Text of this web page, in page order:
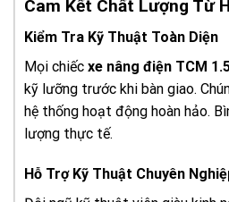
Cam Kết Chất Lượng Từ
Kiểm Tra Kỹ Thuật Toàn Diện
Mọi chiếc xe nâng điện TCM
kỹ lưỡng trước khi bàn giao.
hệ thống hoạt động hoàn hảo.
lượng thực tế.
Hỗ Trợ Kỹ Thuật Chuyên